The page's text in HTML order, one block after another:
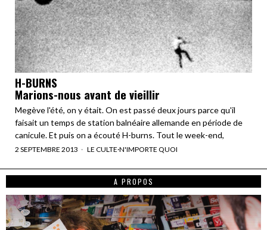
H-BURNS
Marions-nous avant de vieillir
Megève l'été, on y était. On est passé deux jours parce qu'il
faisait un temps de station balnéaire allemande en période de
canicule. Et puis on a écouté H-burns. Tout le week-end,
2 SEPTEMBRE 2013 LE CULTE·N'IMPORTE QUOI
A PROPOS